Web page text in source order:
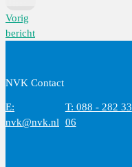
Vorig
bericht
NVK Contact
E:
nvk@nvk.nl
T: 088 - 282 33
06